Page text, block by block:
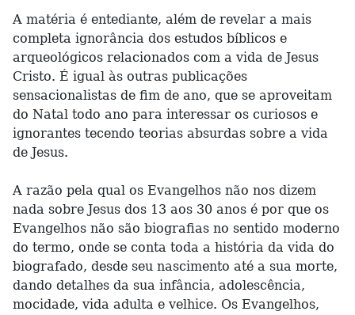
A matéria é entediante, além de revelar a mais
completa ignorância dos estudos bíblicos e
arqueológicos relacionados com a vida de Jesus
Cristo. É igual às outras publicações
sensacionalistas de fim de ano, que se aproveitam
do Natal todo ano para interessar os curiosos e
ignorantes tecendo teorias absurdas sobre a vida
de Jesus.
A razão pela qual os Evangelhos não nos dizem
nada sobre Jesus dos 13 aos 30 anos é por que os
Evangelhos não são biografias no sentido moderno
do termo, onde se conta toda a história da vida do
biografado, desde seu nascimento até a sua morte,
dando detalhes da sua infância, adolescência,
mocidade, vida adulta e velhice. Os Evangelhos,